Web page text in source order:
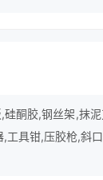
酮胶,钢丝架,抹
具钳,压胶枪,斜口